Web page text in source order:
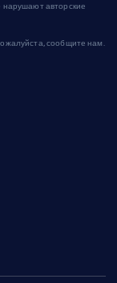
авторские
сообщите нам.